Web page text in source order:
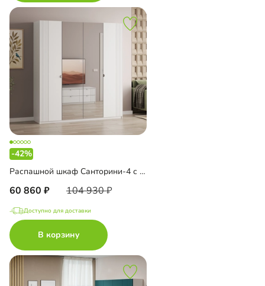
-42%
Распашной шкаф Санторини-4 с зеркалом
60 860 104 930
Доступно для доставки
В корзину